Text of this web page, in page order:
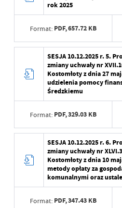
aktualizacji
Ostatnio zaktualizował
Data ostatniej
aktualizacji
Ostatnio zaktualizował
rok 2025
Format: PDF,657.72 KB
Wytworzył
Data opublikowania
Data ostatniej
aktualizacji
Ostatnio zaktualizował
SESJA 10.12.2025 r. 5.
zmiany uchwały nr
Kostomłoty z dnia 27
udzielenia pomocy
Średzkiemu
Format: PDF,329.03 KB
Wytworzył
Data opublikowania
SESJA 10.12.2025 r. 6.
zmiany uchwały nr
Kostomłoty z dnia 10
metody opłaty za
komunalnymi oraz
Format: PDF,347.43 KB